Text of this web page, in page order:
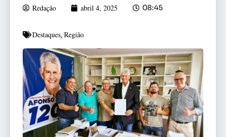
Redação abril 4, 2025 08:45
Destaques, Região